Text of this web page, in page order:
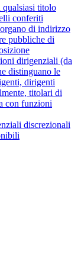
titolo
conferiti
di indirizzo
pubbliche di
dirigenziali (da
distinguano le
dirigenti
titolari di
con funzioni
discrezionali